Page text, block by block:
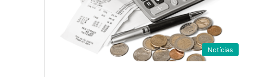
Notícias